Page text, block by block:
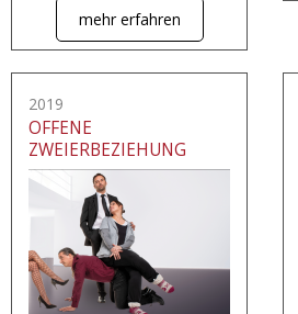
mehr erfahren
2019
OFFENE
ZWEIERBEZIEHUNG